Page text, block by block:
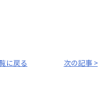
次の記事 >
に戻る